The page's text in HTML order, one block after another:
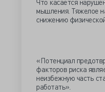
Что касается
мышления. Тяжелое
снижению
«Потенциал
факторов риска
неизбежную часть
работать».